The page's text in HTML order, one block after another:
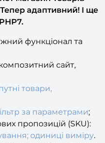
функціонал та
сайт,
за параметрами
пропозицій (SKU):
одиниці виміру
1С в режимі реального